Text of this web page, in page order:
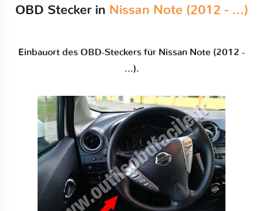
OBD Stecker in Nissan Note (2012 - ...)
Einbauort des OBD-Steckers für Nissan Note (2012 -
...).